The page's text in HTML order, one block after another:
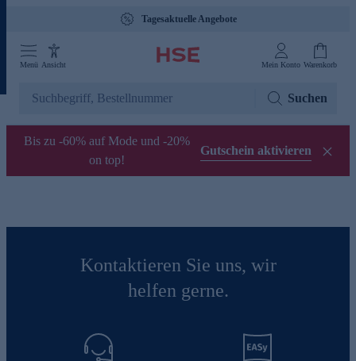
Tagesaktuelle Angebote
Menü Ansicht Mein Konto Warenkorb
Suchen
Bis zu -60% auf Mode und -20%
on top!
Gutschein aktivieren
Kontaktieren Sie uns, wir
helfen gerne.